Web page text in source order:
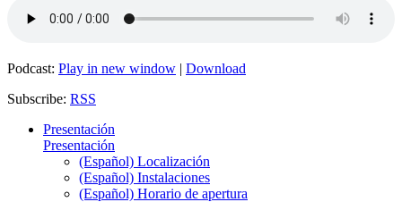
Podcast: Play in new window | Download
Subscribe: RSS
Presentación
Presentación
(Español) Localización
(Español) Instalaciones
(Español) Horario de apertura